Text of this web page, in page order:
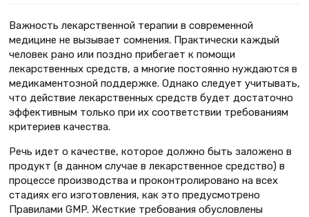
Важность лекарственной терапии в современной
медицине не вызывает сомнения. Практически каждый
человек рано или поздно прибегает к помощи
лекарственных средств, а многие постоянно нуждаются в
медикаментозной поддержке. Однако следует учитывать,
что действие лекарственных средств будет достаточно
эффективным только при их соответствии требованиям
критериев качества.
Речь идет о качестве, которое должно быть заложено в
продукт (в данном случае в лекарственное средство) в
процессе производства и проконтролировано на всех
стадиях его изготовления, как это предусмотрено
Правилами GMP. Жесткие требования обусловлены